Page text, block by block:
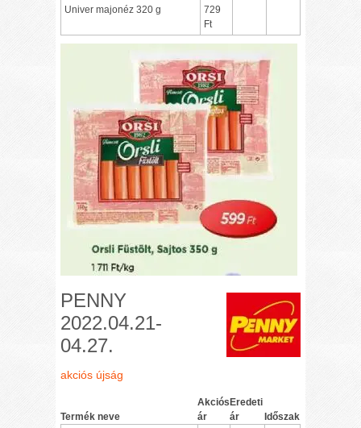
Univer majonéz 320 g
729
Ft
PENNY
2022.04.21-
04.27.
akciós újság
Termék neve
Akciós
ár
Eredeti
ár
Időszak